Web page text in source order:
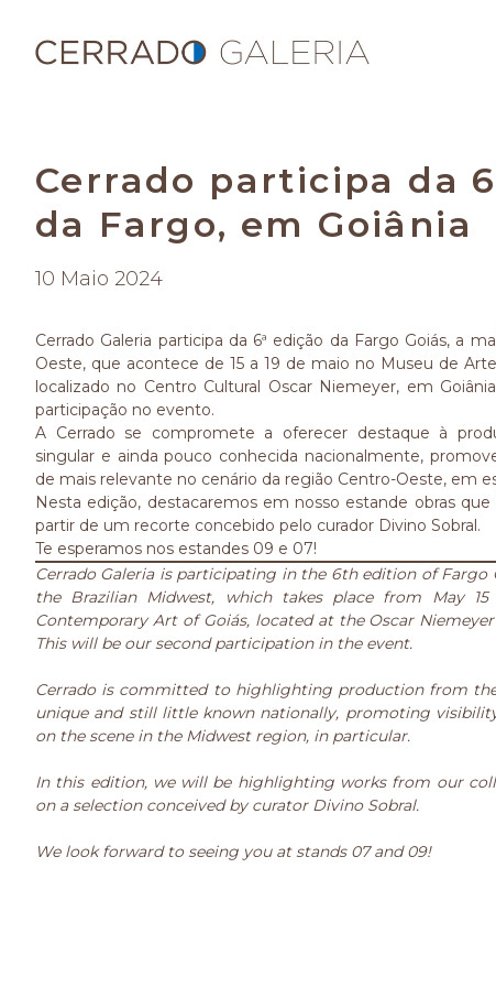
Cerrado participa da
da Fargo, em Goiânia
10 Maio 2024
Cerrado Galeria participa da 6ª edição da Fargo Goiás, a
Oeste, que acontece de 15 a 19 de maio no Museu de
localizado no Centro Cultural Oscar Niemeyer, em
participação no evento.
A Cerrado se compromete a oferecer destaque à
singular e ainda pouco conhecida nacionalmente,
de mais relevante no cenário da região Centro-Oeste, em
Nesta edição, destacaremos em nosso estande obras
partir de um recorte concebido pelo curador Divino Sobral.
Te esperamos nos estandes 09 e 07!
Cerrado Galeria is participating in the 6th edition of Fargo
the Brazilian Midwest, which takes place from May
Contemporary Art of Goiás, located at the Oscar
This will be our second participation in the event.
Cerrado is committed to highlighting production from
unique and still little known nationally, promoting
on the scene in the Midwest region, in particular.
In this edition, we will be highlighting works from our
on a selection conceived by curator Divino Sobral.
We look forward to seeing you at stands 07 and 09!